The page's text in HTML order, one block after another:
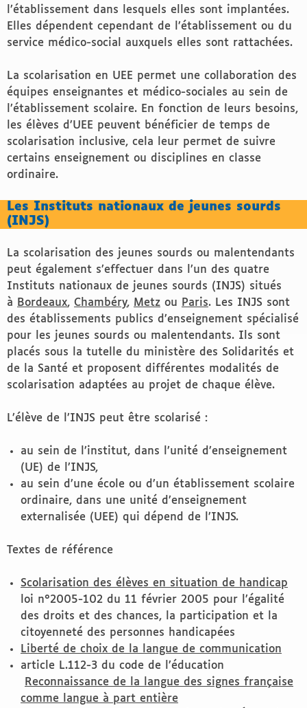
l’établissement dans lesquels elles sont implantées.
Elles dépendent cependant de l’établissement ou du
service médico-social auxquels elles sont rattachées.
La scolarisation en UEE permet une collaboration des
équipes enseignantes et médico-sociales au sein de
l’établissement scolaire. En fonction de leurs besoins,
les élèves d’UEE peuvent bénéficier de temps de
scolarisation inclusive, cela leur permet de suivre
certains enseignement ou disciplines en classe
ordinaire.
Les Instituts nationaux de jeunes sourds
(INJS)
La scolarisation des jeunes sourds ou malentendants
peut également s’effectuer dans l’un des quatre
Instituts nationaux de jeunes sourds (INJS) situés
à Bordeaux, Chambéry, Metz ou Paris. Les INJS sont
des établissements publics d’enseignement spécialisé
pour les jeunes sourds ou malentendants. Ils sont
placés sous la tutelle du ministère des Solidarités et
de la Santé et proposent différentes modalités de
scolarisation adaptées au projet de chaque élève.
L’élève de l’INJS peut être scolarisé :
au sein de l’institut, dans l’unité d’enseignement
(UE) de l’INJS,
au sein d’une école ou d’un établissement scolaire
ordinaire, dans une unité d’enseignement
externalisée (UEE) qui dépend de l’INJS.
Textes de référence
Scolarisation des élèves en situation de handicap
loi n°2005-102 du 11 février 2005 pour l’égalité
des droits et des chances, la participation et la
citoyenneté des personnes handicapées
Liberté de choix de la langue de communication
article L.112-3 du code de l’éducation
Reconnaissance de la langue des signes française
comme langue à part entière